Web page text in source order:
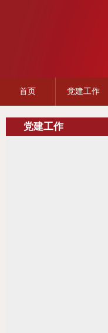
首页 党建工作
党建工作